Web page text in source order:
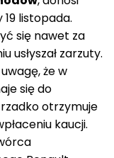
listopada.
się nawet za
usłyszał zarzuty.
że w
się do
otrzymuje
kaucji.